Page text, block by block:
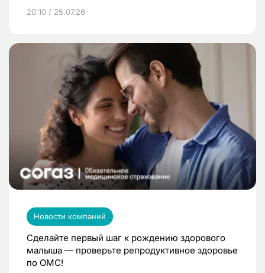
20:10 / 25.07.26
Новости компаний
Сделайте первый шаг к рождению здорового
малыша — проверьте репродуктивное здоровье
по ОМС!